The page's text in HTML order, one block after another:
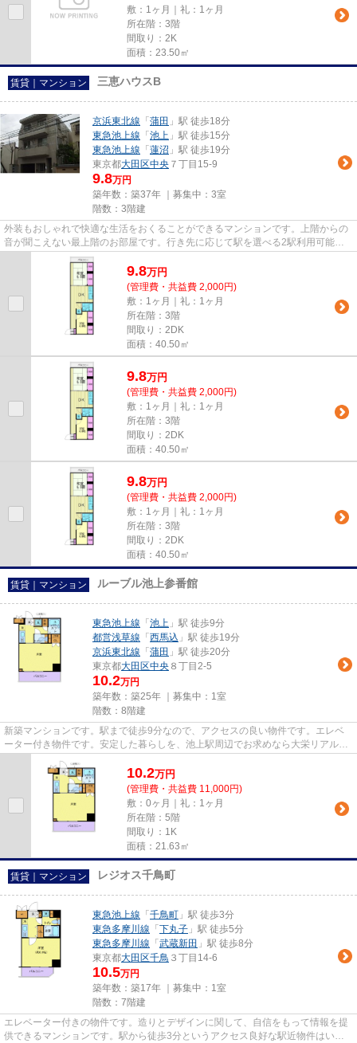
敷：1ヶ月｜礼：1ヶ月
所在階：3階
間取り：2K
面積：23.50㎡
賃貸｜マンション 三恵ハウスB
京浜東北線 「 蒲田 」駅 徒歩18分
東急池上線 「 池上 」駅 徒歩15分
東急池上線 「 蓮沼 」駅 徒歩19分
東京都大田区中央 ７丁目15-9
9.8万円
築年数：築37年 ｜募集中： 3室
階数：3階建
外装もおしゃれで快適な生活をおくることができるマンションです。上階からの
音が聞こえない最上階のお部屋です。行き先に応じて駅を選べる2駅利用可能な
物件です。大田区の蒲田周辺の...
9.8万円
(管理費・共益費 2,000円)
敷：1ヶ月｜礼：1ヶ月
所在階：3階
間取り：2DK
面積：40.50㎡
9.8万円
(管理費・共益費 2,000円)
敷：1ヶ月｜礼：1ヶ月
所在階：3階
間取り：2DK
面積：40.50㎡
9.8万円
(管理費・共益費 2,000円)
敷：1ヶ月｜礼：1ヶ月
所在階：3階
間取り：2DK
面積：40.50㎡
賃貸｜マンション ルーブル池上参番館
東急池上線 「 池上 」駅 徒歩9分
都営浅草線 「 西馬込 」駅 徒歩19分
京浜東北線 「 蒲田 」駅 徒歩20分
東京都大田区中央 ８丁目2-5
10.2万円
築年数：築25年 ｜募集中： 1室
階数：8階建
新築マンションです。駅まで徒歩9分なので、アクセスの良い物件です。エレベ
ーター付き物件です。安定した暮らしを、池上駅周辺でお求めなら大栄リアルエ
10.2万円
(管理費・共益費 11,000円)
敷：0ヶ月｜礼：1ヶ月
所在階：5階
間取り：1K
面積：21.63㎡
賃貸｜マンション レジオス千鳥町
東急池上線 「 千鳥町 」駅 徒歩3分
東急多摩川線 「 下丸子 」駅 徒歩5分
東急多摩川線 「 武蔵新田 」駅 徒歩8分
東京都大田区千鳥 ３丁目14-6
10.5万円
築年数：築17年 ｜募集中： 1室
階数：7階建
エレベーター付きの物件です。造りとデザインに関して、自信をもって情報を提
供できるマンションです。駅から徒歩3分というアクセス良好な駅近物件はいか